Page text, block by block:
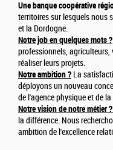
Une banque coopérative
territoires sur lesquels nous
et la Dordogne.
Notre job en quelques mots ?
professionnels,
réaliser leurs projets.
Notre ambition ? La
déployons un nouveau
de l'agence physique et de
Notre vision de notre métier ?
la différence. Nous
ambition de l'excellence